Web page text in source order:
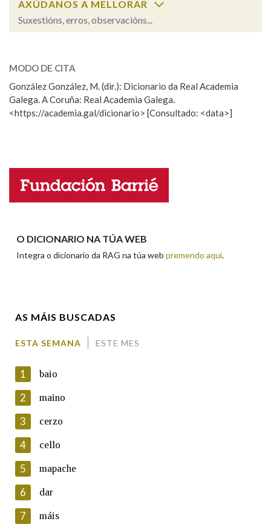
Na fraseoloxía
OUTRAS OPCIÓNS DE BUSCA
Marcas gramaticais
LIMPAR
AXÚDANOS A MELLORAR
Suxestións, erros, observacións...
ESCOLLE UNHA OPCIÓN:
Observación Hai un erro na palabra
Propoño mellorar a definición
Nome
En cumprimento da normativa vixente en materia de
Protección de Datos de Carácter Persoal, a Real Academia
Galega informa a aqueles usuarios que faciliten o seu correo
electrónico, así como calquera outra información de carácter
persoal, que estes datos serán obxecto de tratamento
automatizado de carácter confidencial e incorporados aos seus
ficheiros informáticos. Así mesmo, os usuarios poderán exercer o
seu dereito de acceso, rectificación, oposición e cancelación dos
seus datos poñéndose en contacto connosco.
MODO DE CITA
González González, M. (dir.): Dicionario da Real Academia
Galega. A Coruña: Real Academia Galega.
<https://academia.gal/dicionario> [Consultado: <data>]
O DICIONARIO NA TÚA WEB
Integra o dicionario da RAG na túa web premendo aquí.
AS MÁIS BUSCADAS
ESTA SEMANA ESTE MES
1 baio
2 maino
3 cerzo
4 cello
5 mapache
6 dar
7 máis